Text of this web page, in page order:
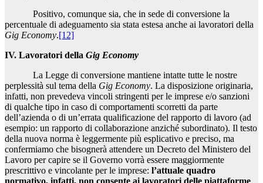
Positivo, comunque sia, che in sede di conversione la
percentuale di adeguamento sia stata estesa anche ai lavoratori della
Gig Economy.[12]
IV. Lavoratori della Gig Economy
La Legge di conversione mantiene intatte tutte le nostre
perplessità sul tema della Gig Economy. La disposizione originaria,
infatti, non prevedeva vincoli stringenti per le imprese e/o sanzioni
di qualche tipo in caso di comportamenti scorretti da parte
dell’azienda o di un’errata qualificazione del rapporto di lavoro (ad
esempio: un rapporto di collaborazione anziché subordinato). Il testo
della nuova norma è leggermente più esplicativo e preciso, ma
confermiamo che bisognerà attendere un Decreto del Ministero del
Lavoro per capire se il Governo vorrà essere maggiormente
prescrittivo e vincolante per le imprese: l’attuale quadro